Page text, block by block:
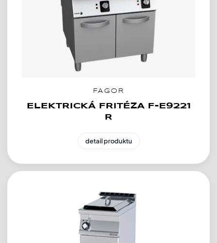
FAGOR
ELEKTRICKÁ FRITÉZA F-E9221
R
detail produktu